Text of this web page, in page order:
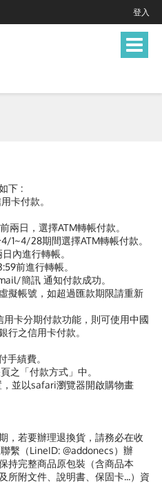
登入
Toggle
下 :
卡付款。
兩日，選擇ATM轉帳付款。
1~4/28期間選擇ATM轉帳付款。
內進行轉帳。
前進行轉帳。
簡訊 通知付款成功。
擬帳號，如超過匯款期限請重新
卡分期付款功能，則可使用中國
行之信用卡付款。
手績費。
之「付款方式」中。
並以safari瀏覽器開啟購物畫
，若要辦理退換貨，請務必在收
繫（LineID: @addonecs）辦
持完整商品原包裝（含商品本
所附文件、說明書、保固卡...）資